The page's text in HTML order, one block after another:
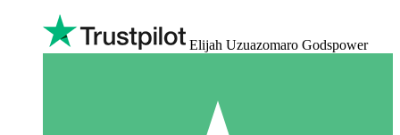
Elijah Uzuazomaro Godspower